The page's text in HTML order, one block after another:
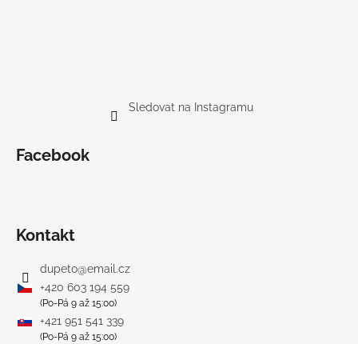
Sledovat na Instagramu
Facebook
Kontakt
dupeto@email.cz
+420 603 194 559
(Po-Pá 9 až 15:00)
+421 951 541 339
(Po-Pá 9 až 15:00)